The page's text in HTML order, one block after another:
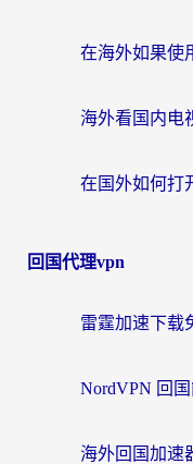
回国代理vpn